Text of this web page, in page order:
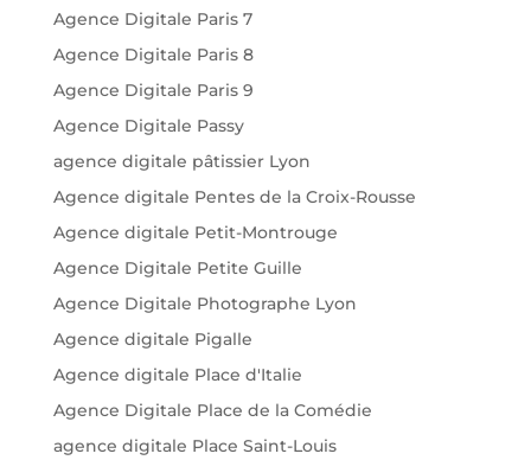
Agence Digitale Paris 7
Agence Digitale Paris 8
Agence Digitale Paris 9
Agence Digitale Passy
agence digitale pâtissier Lyon
Agence digitale Pentes de la Croix-Rousse
Agence digitale Petit-Montrouge
Agence Digitale Petite Guille
Agence Digitale Photographe Lyon
Agence digitale Pigalle
Agence digitale Place d'Italie
Agence Digitale Place de la Comédie
agence digitale Place Saint-Louis